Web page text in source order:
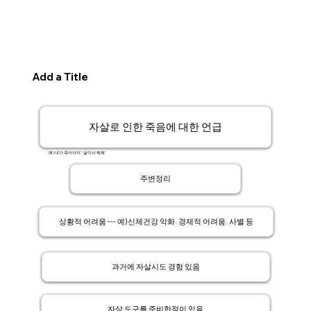
자살로 인한 죽음에 대한 언급
주변정리
상황적 어려움 --- 예)신체건강 악화. 경제적 어려움. 사별 등
과거에 자살시도 경험 있음
예)'내가 죽어야지'. '살아서 뭐해'
Add a Title